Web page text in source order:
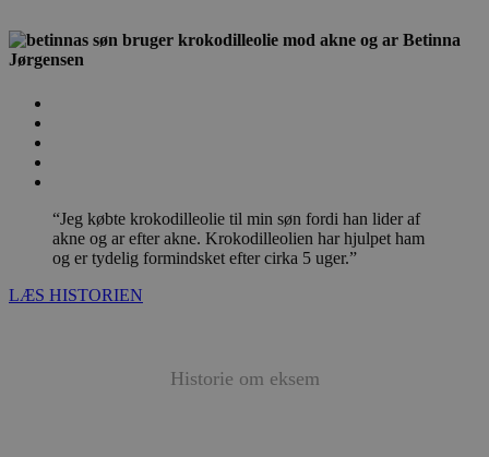
Betinna
Jørgensen
“Jeg købte krokodilleolie til min søn fordi han lider af
akne og ar efter akne. Krokodilleolien har hjulpet ham
og er tydelig formindsket efter cirka 5 uger.”
LÆS HISTORIEN
Historie om eksem